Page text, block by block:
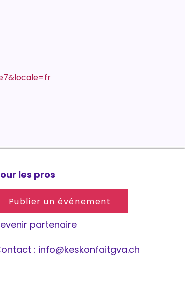
les pros
partenaire
: info@keskonfaitgva.ch
Publier un événement